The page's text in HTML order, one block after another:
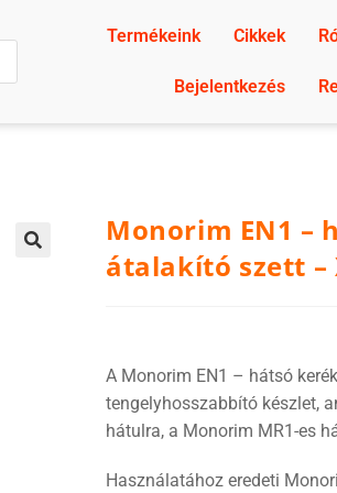
Termékeink Cikkek
Bejelentkezés
Monorim EN1 –
átalakító szett –
A Monorim EN1 – hátsó
tengelyhosszabbító készlet,
hátulra, a Monorim MR1-es
Használatához eredeti